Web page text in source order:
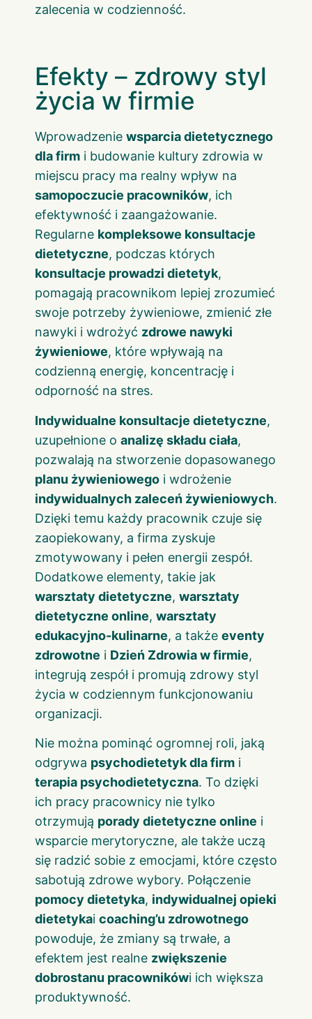
zalecenia w codzienność.
Efekty – zdrowy styl
życia w firmie
Wprowadzenie wsparcia dietetycznego
dla firm i budowanie kultury zdrowia w
miejscu pracy ma realny wpływ na
samopoczucie pracowników, ich
efektywność i zaangażowanie.
Regularne kompleksowe konsultacje
dietetyczne, podczas których
konsultacje prowadzi dietetyk,
pomagają pracownikom lepiej zrozumieć
swoje potrzeby żywieniowe, zmienić złe
nawyki i wdrożyć zdrowe nawyki
żywieniowe, które wpływają na
codzienną energię, koncentrację i
odporność na stres.
Indywidualne konsultacje dietetyczne,
uzupełnione o analizę składu ciała,
pozwalają na stworzenie dopasowanego
planu żywieniowego i wdrożenie
indywidualnych zaleceń żywieniowych.
Dzięki temu każdy pracownik czuje się
zaopiekowany, a firma zyskuje
zmotywowany i pełen energii zespół.
Dodatkowe elementy, takie jak
warsztaty dietetyczne, warsztaty
dietetyczne online, warsztaty
edukacyjno-kulinarne, a także eventy
zdrowotne i Dzień Zdrowia w firmie,
integrują zespół i promują zdrowy styl
życia w codziennym funkcjonowaniu
organizacji.
Nie można pominąć ogromnej roli, jaką
odgrywa psychodietetyk dla firm i
terapia psychodietetyczna. To dzięki
ich pracy pracownicy nie tylko
otrzymują porady dietetyczne online i
wsparcie merytoryczne, ale także uczą
się radzić sobie z emocjami, które często
sabotują zdrowe wybory. Połączenie
pomocy dietetyka, indywidualnej opieki
dietetykai coaching’u zdrowotnego
powoduje, że zmiany są trwałe, a
efektem jest realne zwiększenie
dobrostanu pracownikówi ich większa
produktywność.